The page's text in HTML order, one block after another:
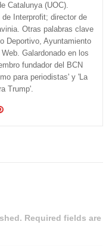
Catalunya (UOC).
Interprofit; director de
Otras palabras clave
Deportivo, Ayuntamiento
Galardonado en los
fundador del BCN
para periodistas' y 'La
Trump'.
Required fields are